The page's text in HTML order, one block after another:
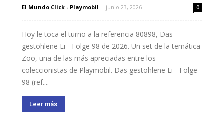
El Mundo Click - Playmobil - junio 23, 2026 0
Hoy le toca el turno a la referencia 80898, Das
gestohlene Ei - Folge 98 de 2026. Un set de la temática
Zoo, una de las más apreciadas entre los
coleccionistas de Playmobil. Das gestohlene Ei - Folge
98 (ref....
Leer más